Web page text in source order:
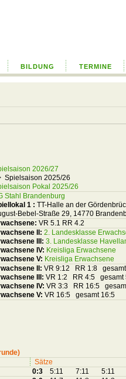
BILDUNG TERMINE
2026/27
Spielsaison 2025/26
Pokal 2025/26
Stahl Brandenburg
1 : TT-Halle an der
Bebel-Straße 29, 14770
VR 5.1 RR 4.2
II: 2. Landesklasse
III: 3. Landesklasse
IV: Kreisliga Erwachsene
V: Kreisliga Erwachsene
II: VR 9:12 RR 1:8
III: VR 1:2 RR 4:5 gesamt
IV: VR 3:3 RR 16:5
V: VR 16:5 gesamt 16:5
Sätze
0:3 5:11 7:11 5:11